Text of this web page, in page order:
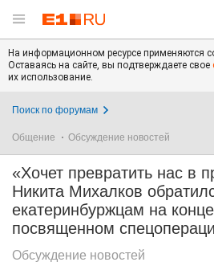
На информационном ресурсе применяются
Оставаясь на сайте, вы подтверждаете свое
их использование.
Поиск по форумам
Общение Обсуждение новостей
«Хочет превратить нас в
Никита Михалков
екатеринбуржцам на
посвященном
Обсуждение новостей